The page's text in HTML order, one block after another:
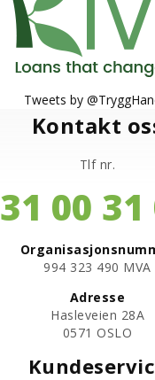
Tweets by
Kontakt
Tlf nr.
31 00 31
​994 323 490 MVA
Adresse
Hasleveien 28A
0571 OSLO